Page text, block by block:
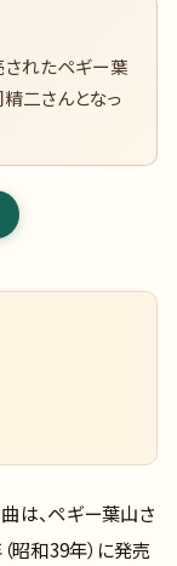
されたペギー葉
精二さんとなっ
は、ペギー葉山さ
昭和39年）に発売